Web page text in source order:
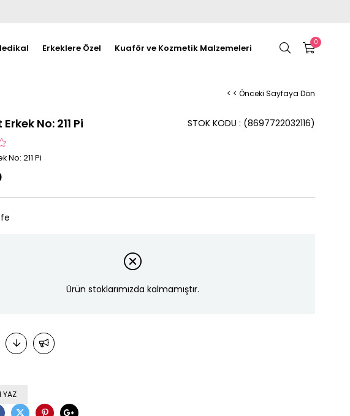
0
Erkeklere Özel Kuaför ve Kozmetik Malzemeleri
< < Önceki Sayfaya Dön
No: 211 Pi STOK KODU (8697722032116)
No: 211 Pi
Ürün stoklarımızda kalmamıştır.
YAZ